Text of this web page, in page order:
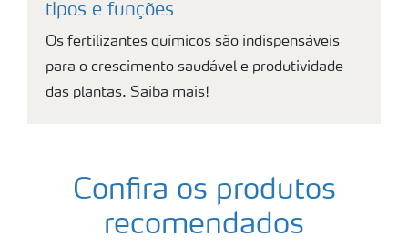
tipos e funções
Os fertilizantes químicos são indispensáveis
para o crescimento saudável e produtividade
das plantas. Saiba mais!
Confira os produtos
recomendados